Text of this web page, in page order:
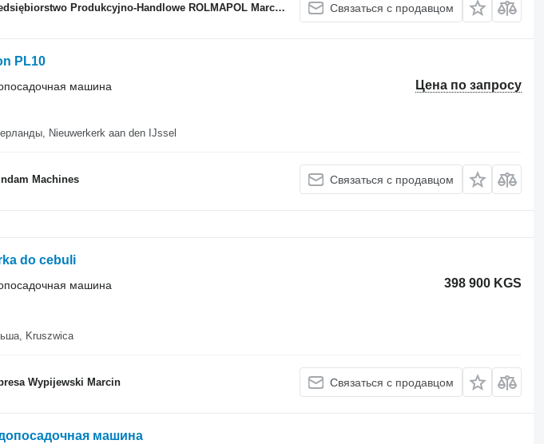
Produkcyjno-Handlowe ROLMAPOL Marcin Dziekan Связаться с продавцом
PL10
Цена по запросу
машина
Nieuwerkerk aan den IJssel
Machines Связаться с продавцом
do cebuli
398 900 KGS
машина
Kruszwica
Wypijewski Marcin Связаться с продавцом
машина